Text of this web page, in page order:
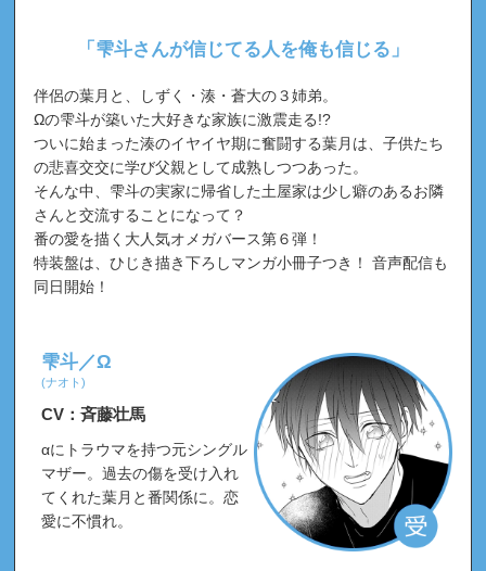
情報・PV動画を公開！
2023.07.28
ドラマCD「嫌いでいさせて1～4」、DLsiteにて
一挙配信スタート！
2023.06.09 ドラマCD「嫌いでいさせて 4」本日発売！
情報、特典情報 はこちら！
2023.04.21 ドラマCD「嫌いでいさせて 4」の
初回限定小冊子チラ見せ・ 特典画像も公開♪
も決定！
2023.02.10
ドラマCD4発売日決定＆予約開始！商品＆特典
情報
PV動画も公開！
「嫌いでいさせて 3」本日発売！
ジャケット・初回限定小冊子チラ見
「雫斗さんが信じてる人を俺も信じる」
伴侶の葉月と、しずく・湊・蒼大の３姉弟。
Ωの雫斗が築いた大好きな家族に激震走る!?
ついに始まった湊のイヤイヤ期に奮闘する葉月は、子供たち
の悲喜交交に学び父親として成熟しつつあった。
そんな中、雫斗の実家に帰省した土屋家は少し癖のあるお隣
さんと交流することになって？
番の愛を描く大人気オメガバース第６弾！
特装盤は、ひじき描き下ろしマンガ小冊子つき！ 音声配信も
同日開始！
雫斗／Ω
(ナオト)
CV：斉藤壮馬
αにトラウマを持つ元シングル
マザー。過去の傷を受け入れ
てくれた葉月と番関係に。恋
愛に不慣れ。